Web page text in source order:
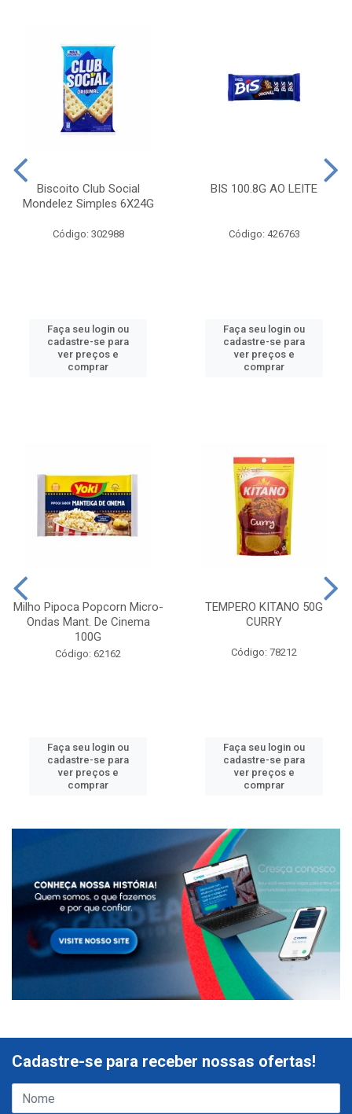
Biscoito Club Social
Mondelez Simples 6X24G
Código: 302988
Faça seu login ou
cadastre-se para
ver preços e
comprar
BIS 100.8G AO LEITE
Código: 426763
Faça seu login ou
cadastre-se para
ver preços e
comprar
Milho Pipoca Popcorn Micro-
Ondas Mant. De Cinema
100G
Código: 62162
Faça seu login ou
cadastre-se para
ver preços e
comprar
TEMPERO KITANO 50G
CURRY
Código: 78212
Faça seu login ou
cadastre-se para
ver preços e
comprar
Cadastre-se para receber nossas ofertas!